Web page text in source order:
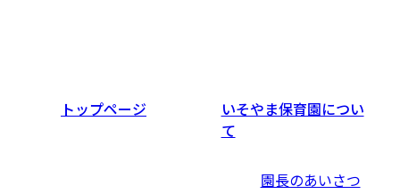
トップページ
いそやま保育園につい
て
園長のあいさつ